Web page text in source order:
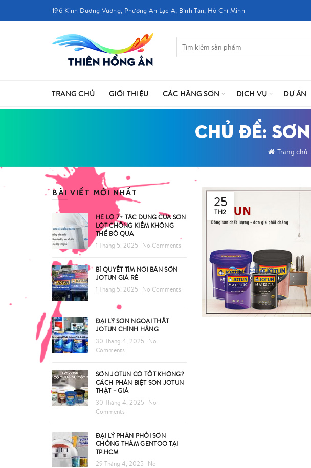
196 Kinh Dương Vương, Phường An Lạc A, Bình Tân, Hồ Chí Minh
TRANG CHỦ GIỚI THIỆU CÁC HÃNG SƠN DỊCH VỤ DỰ ÁN
CHỦ ĐỀ:
Trang chủ
25
TH2
BÀI VIẾT MỚI NHẤT
HÉ LỘ 7+ TÁC DỤNG CỦA SƠN
LÓT CHỐNG KIỀM KHÔNG
THỂ BỎ QUA
1 Tháng 5, 2025
No Comments
BÍ QUYẾT TÌM NƠI BÁN SƠN
JOTUN GIÁ RẺ
1 Tháng 5, 2025
No Comments
ĐẠI LÝ SƠN NGOẠI THẤT
JOTUN CHÍNH HÃNG
30 Tháng 4, 2025
No
Comments
SƠN JOTUN CÓ TỐT KHÔNG?
CÁCH PHÂN BIỆT SƠN JOTUN
THẬT – GIẢ
30 Tháng 4, 2025
No
Comments
ĐẠI LÝ PHÂN PHỐI SƠN
CHỐNG THẤM GENTOO TẠI
TP.HCM
29 Tháng 4, 2025
No